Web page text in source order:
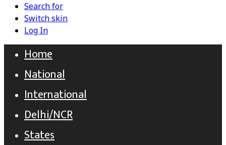
Search for
Switch skin
Log In
Home
National
International
Delhi/NCR
States